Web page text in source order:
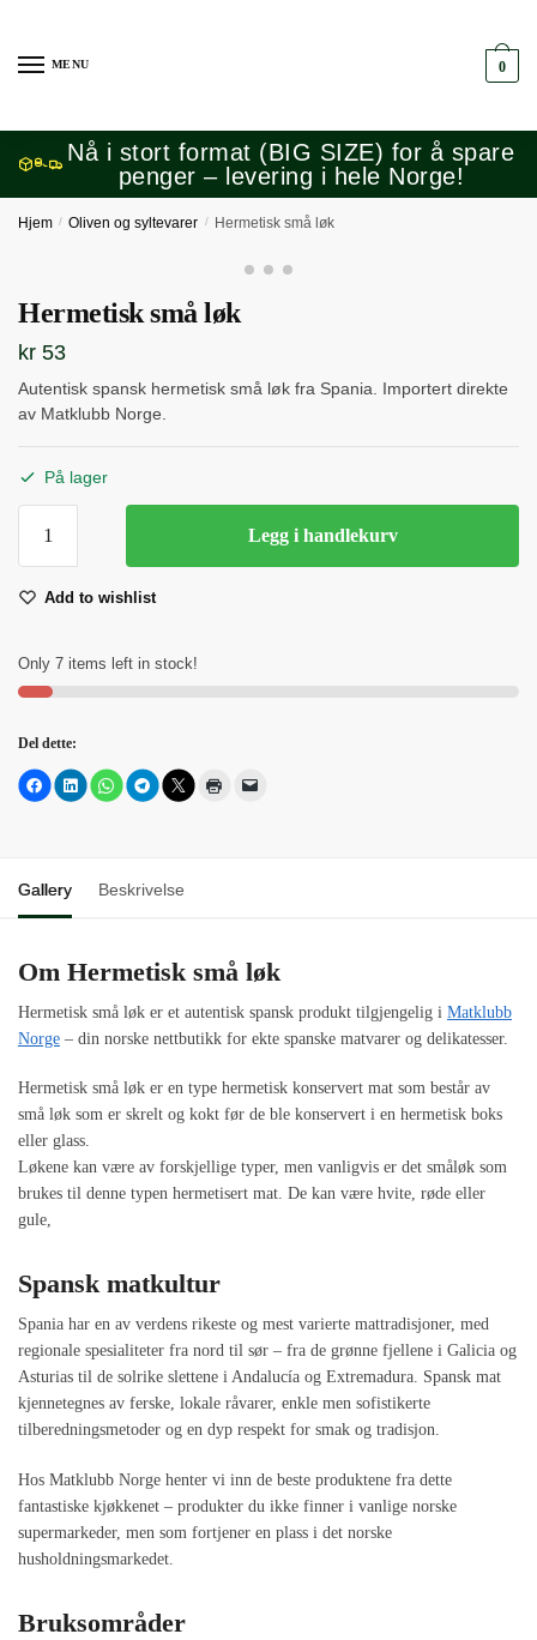
navigation
contentMENU 0
Nå i stort format (BIG SIZE) for å spare
penger – levering i hele Norge!
Hjem / Oliven og syltevarer / Hermetisk små løk
Hermetisk små løk
kr 53
Autentisk spansk hermetisk små løk fra Spania. Importert direkte
av Matklubb Norge.
På lager
små
antall
Legg i handlekurv
Add to wishlist
Only 7 items left in stock!
Del dette:
Gallery Beskrivelse
Om Hermetisk små løk
Hermetisk små løk er et autentisk spansk produkt tilgjengelig i Matklubb
Norge – din norske nettbutikk for ekte spanske matvarer og delikatesser.
Hermetisk små løk er en type hermetisk konservert mat som består av
små løk som er skrelt og kokt før de ble konservert i en hermetisk boks
eller glass.
Løkene kan være av forskjellige typer, men vanligvis er det småløk som
brukes til denne typen hermetisert mat. De kan være hvite, røde eller
gule,
Spansk matkultur
Spania har en av verdens rikeste og mest varierte mattradisjoner, med
regionale spesialiteter fra nord til sør – fra de grønne fjellene i Galicia og
Asturias til de solrike slettene i Andalucía og Extremadura. Spansk mat
kjennetegnes av ferske, lokale råvarer, enkle men sofistikerte
tilberedningsmetoder og en dyp respekt for smak og tradisjon.
Hos Matklubb Norge henter vi inn de beste produktene fra dette
fantastiske kjøkkenet – produkter du ikke finner i vanlige norske
supermarkeder, men som fortjener en plass i det norske
husholdningsmarkedet.
Bruksområder